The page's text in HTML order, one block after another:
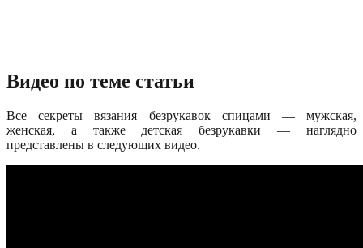
Видео по теме статьи
Все секреты вязания безрукавок спицами — мужская,
женская, а также детская безрукавки — наглядно
представлены в следующих видео.